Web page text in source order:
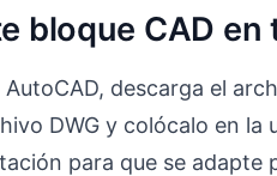
bloque CAD
descarga el
DWG y colócalo en
para que se